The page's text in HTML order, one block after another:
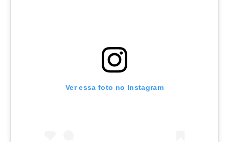
Ver essa foto no Instagram